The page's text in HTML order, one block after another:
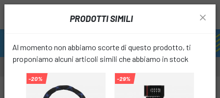
PRODOTTI SIMILI
Al momento non abbiamo scorte di questo prodotto, ti
proponiamo alcuni articoli simili che abbiamo in stock
-20% -29%